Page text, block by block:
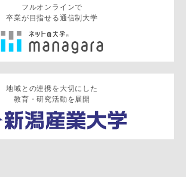
フルオンラインで
卒業が目指せる通信制大学
地域との連携を大切にした
教育・研究活動を展開